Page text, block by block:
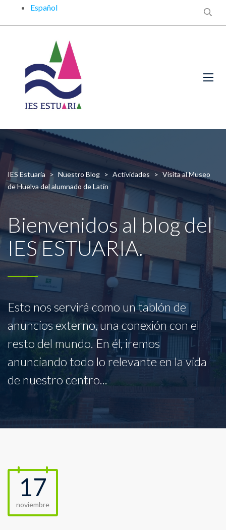
Español
IES Estuaria > Nuestro Blog > Actividades > Visita al Museo
de Huelva del alumnado de Latín
Bienvenidos al blog del
IES ESTUARIA.
Esto nos servirá como un tablón de
anuncios externo, una conexión con el
resto del mundo. En él, iremos
anunciando todo lo relevante en la vida
de nuestro centro...
17
noviembre